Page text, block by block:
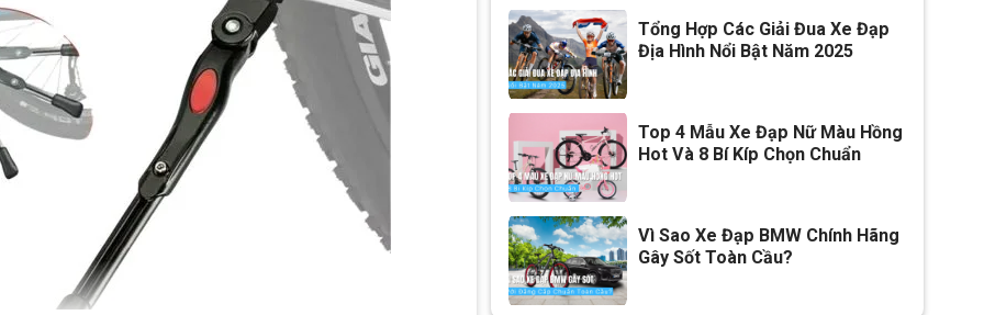
Tổng Hợp Các Giải Đua Xe Đạp
Địa Hình Nổi Bật Năm 2025
Top 4 Mẫu Xe Đạp Nữ Màu Hồng
Hot Và 8 Bí Kíp Chọn Chuẩn
Vì Sao Xe Đạp BMW Chính Hãng
Gây Sốt Toàn Cầu?